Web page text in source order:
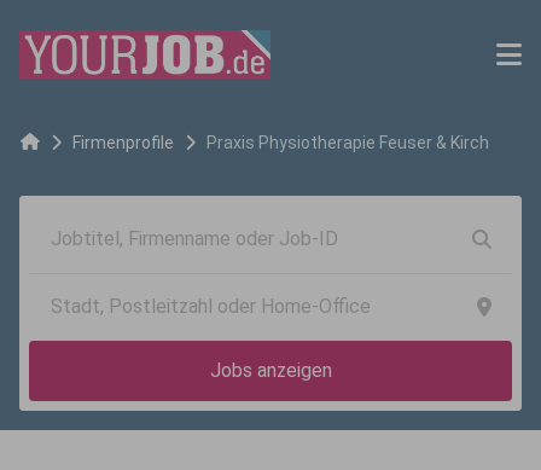
Firmenprofile Praxis Physiotherapie Feuser & Kirch
Jobs anzeigen